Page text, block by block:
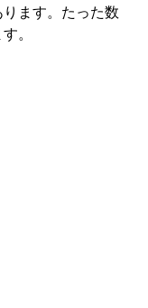
ます。たった数
。